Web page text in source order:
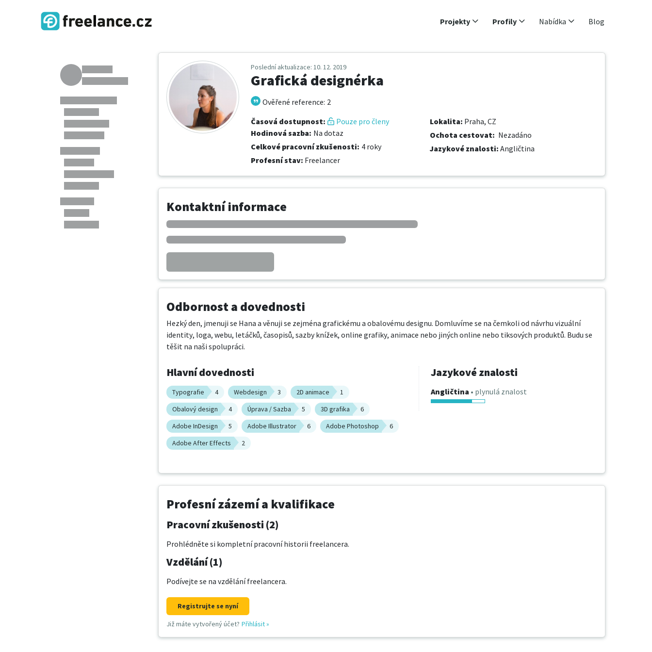
Projekty Profily Nabídka Blog
Poslední aktualizace: 10. 12. 2019
Grafická designérka
Ověřené reference: 2
Časová dostupnost:
Pouze pro členy
Hodinová sazba: Na dotaz
Celkové pracovní zkušenosti: 4 roky
Profesní stav: Freelancer
Lokalita: Praha, CZ
Ochota cestovat: Nezadáno
Jazykové znalosti: Angličtina
Kontaktní informace
Odbornost a dovednosti
Hezký den, jmenuji se Hana a věnuji se zejména grafickému a obalovému designu. Domluvíme se na čemkoli od návrhu vizuální
identity, loga, webu, letáčků, časopisů, sazby knížek, online grafiky, animace nebo jiných online nebo tiksových produktů. Budu se
těšit na naši spolupráci.
Hlavní dovednosti
Typografie 4 Webdesign 3 2D animace
1
Obalový design
4 Úprava / Sazba 5 3D grafika
6
Adobe InDesign
5 Adobe Illustrator 6 Adobe Photoshop
6
Adobe After Effects
2
Jazykové znalosti
Angličtina • plynulá znalost
Profesní zázemí a kvalifikace
Pracovní zkušenosti (2)
Prohlédněte si kompletní pracovní historii freelancera.
Vzdělání (1)
Podívejte se na vzdělání freelancera.
Registrujte se nyní
Již máte vytvořený účet? Přihlásit»